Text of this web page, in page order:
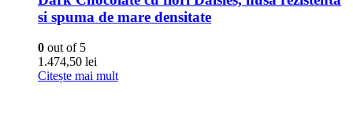
si spuma de mare densitate
0 out of 5
1.474,50 lei
Citește mai mult